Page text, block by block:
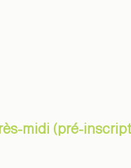
midi (pré-